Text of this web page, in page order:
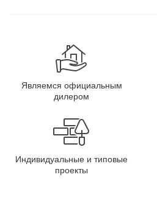
Являемся официальным
дилером
Индивидуальные и типовые
проекты